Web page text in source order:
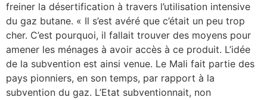
freiner la désertification à travers l’utilisation intensive
du gaz butane. « Il s’est avéré que c’était un peu trop
cher. C’est pourquoi, il fallait trouver des moyens pour
amener les ménages à avoir accès à ce produit. L’idée
de la subvention est ainsi venue. Le Mali fait partie des
pays pionniers, en son temps, par rapport à la
subvention du gaz. L’Etat subventionnait, non